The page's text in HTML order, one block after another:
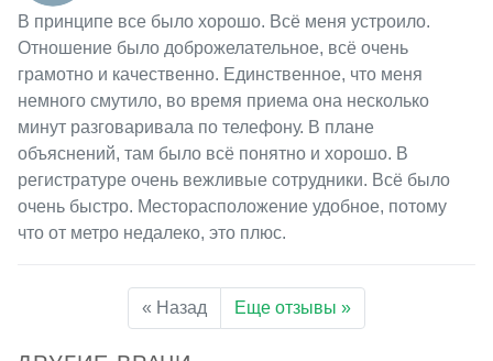
В принципе все было хорошо. Всё меня устроило.
Отношение было доброжелательное, всё очень
грамотно и качественно. Единственное, что меня
немного смутило, во время приема она несколько
минут разговаривала по телефону. В плане
объяснений, там было всё понятно и хорошо. В
регистратуре очень вежливые сотрудники. Всё было
очень быстро. Месторасположение удобное, потому
что от метро недалеко, это плюс.
« Назад Еще отзывы »